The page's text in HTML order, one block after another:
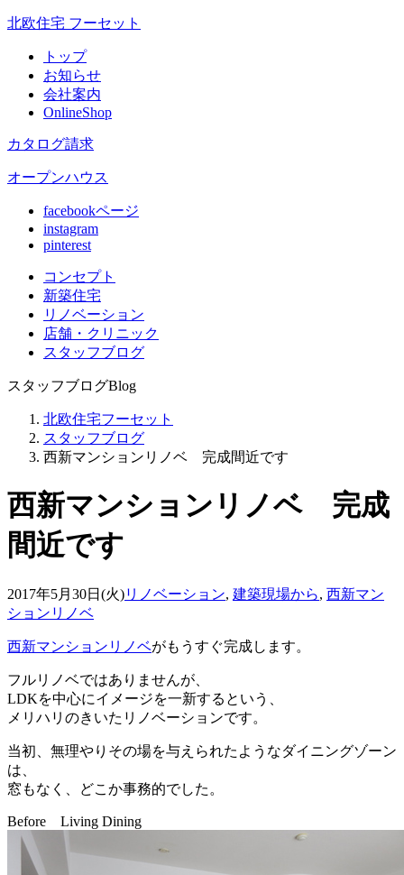
北欧住宅 フーセット
トップ
お知らせ
会社案内
OnlineShop
カタログ請求
オープンハウス
facebookページ
instagram
pinterest
コンセプト
新築住宅
リノベーション
店舗 ・クリニック
スタッフブログ
スタッフブログBlog
北欧住宅フーセット
スタッフブログ
西新マンションリノベ 完成間近です
西新マンションリノベ 完成
間近です
2017年5月30日(火)リノベーション, 建築現場から, 西新マン
ションリノベ
西新マンションリノベがもうすぐ完成します。
フルリノベではありませんが、
LDKを中心にイメージを一新するという、
メリハリのきいたリノベーションです。
当初、無理やりその場を与えられたようなダイニングゾーン
は、
窓もなく、どこか事務的でした。
Before Living Dining